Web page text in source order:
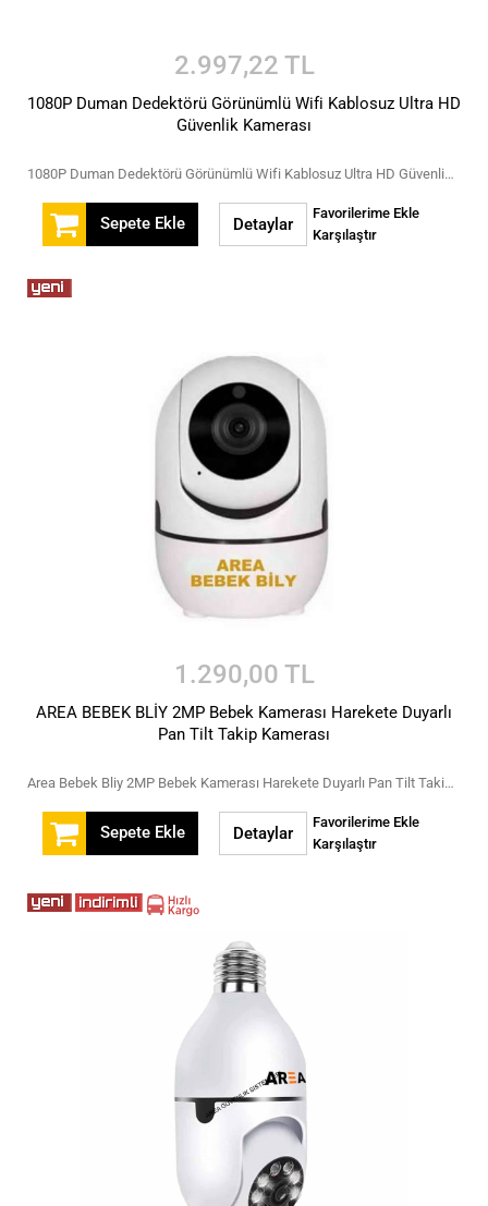
2.997,22 TL
1080P Duman Dedektörü Görünümlü Wifi Kablosuz Ultra HD
Güvenlik Kamerası
1080P Duman Dedektörü Görünümlü Wifi Kablosuz Ultra HD Güvenlik Kamerası
Sepete Ekle Detaylar
Favorilerime Ekle
Karşılaştır
1.290,00 TL
AREA BEBEK BLİY 2MP Bebek Kamerası Harekete Duyarlı
Pan Tilt Takip Kamerası
Area Bebek Bliy 2MP Bebek Kamerası Harekete Duyarlı Pan Tilt Takip Kamerası
Sepete Ekle Detaylar
Favorilerime Ekle
Karşılaştır